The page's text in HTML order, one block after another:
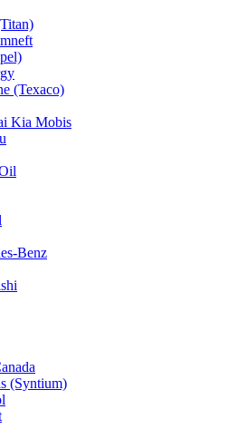
(Texaco)
Kia Mobis
Benz
(Syntium)